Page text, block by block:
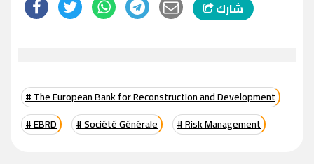
شارك
# The European Bank for Reconstruction and Development
# EBRD
# Société Générale # Risk Management